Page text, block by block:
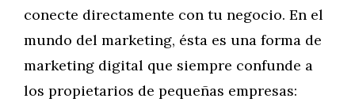
conecte directamente con tu negocio. En el
mundo del marketing, ésta es una forma de
marketing digital que siempre confunde a
los propietarios de pequeñas empresas: